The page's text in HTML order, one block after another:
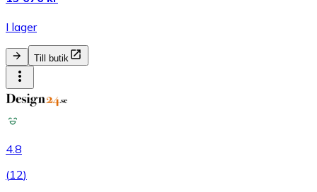
I lager
Till butik
4.8
(12)